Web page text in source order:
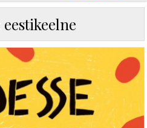
eestikeelne